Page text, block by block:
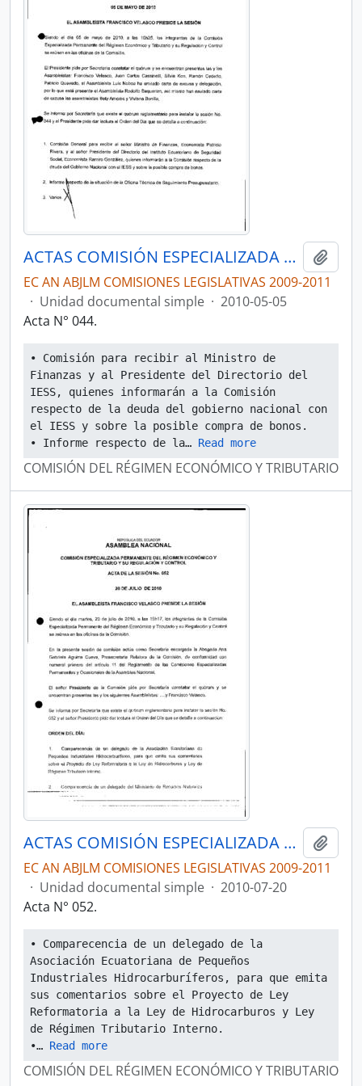
ACTAS COMISIÓN ESPECIALIZADA PERMANENTE DEL RÉGIMEN ECONÓMICO Y TRIBUTARIO Y SU REGULACIÓN Y CONTROL
EC AN ABJLM COMISIONES LEGISLATIVAS 2009-2011
· Unidad documental simple · 2010-05-05
Acta N° 044.
• Comisión para recibir al Ministro de
Finanzas y al Presidente del Directorio del
IESS, quienes informarán a la Comisión
respecto de la deuda del gobierno nacional con
el IESS y sobre la posible compra de bonos.
• Informe respecto de la… Read more
COMISIÓN DEL RÉGIMEN ECONÓMICO Y TRIBUTARIO
ACTAS COMISIÓN ESPECIALIZADA PERMANENTE DEL RÉGIMEN ECONÓMICO Y TRIBUTARIO Y SU REGULACIÓN Y CONTROL
EC AN ABJLM COMISIONES LEGISLATIVAS 2009-2011
· Unidad documental simple · 2010-07-20
Acta N° 052.
• Comparecencia de un delegado de la
Asociación Ecuatoriana de Pequeños
Industriales Hidrocarburíferos, para que emita
sus comentarios sobre el Proyecto de Ley
Reformatoria a la Ley de Hidrocarburos y Ley
de Régimen Tributario Interno.
•… Read more
COMISIÓN DEL RÉGIMEN ECONÓMICO Y TRIBUTARIO